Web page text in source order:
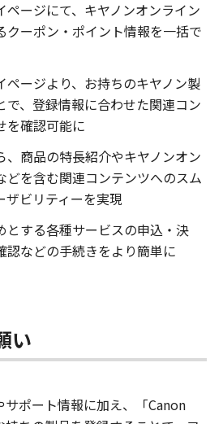
ページにて、キヤノンオンライン
クーポン・ポイント情報を一括で
ページより、お持ちのキヤノン製
で、登録情報に合わせた関連コン
を確認可能に
、商品の特長紹介やキヤノンオン
どを含む関連コンテンツへのスム
ザビリティーを実現
とする各種サービスの申込・決
認などの手続きをより簡単に
い
サポート情報に加え、「Canon